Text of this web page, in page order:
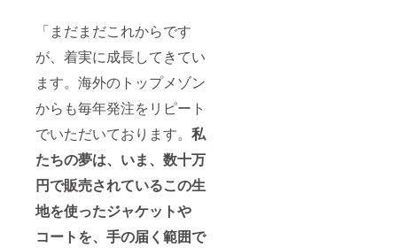
「まだまだこれからです
が、着実に成長してきてい
ます。海外のトップメゾン
からも毎年発注をリピート
でいただいております。 私
たちの夢は、いま、数十万
円で販売されているこの生
地を使ったジャケットや
コートを、手の届く範囲で